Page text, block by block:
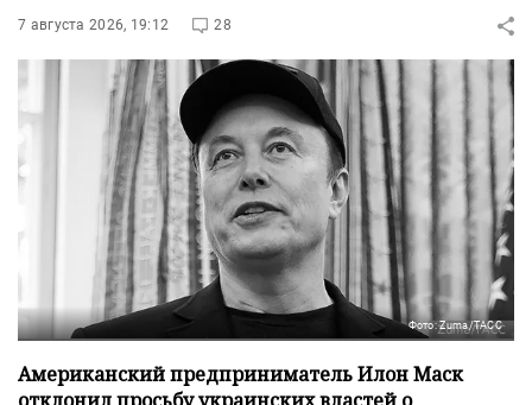
7 августа 2026, 19:12 28
Фото: Zuma/ТАСС
Американский предприниматель Илон Маск